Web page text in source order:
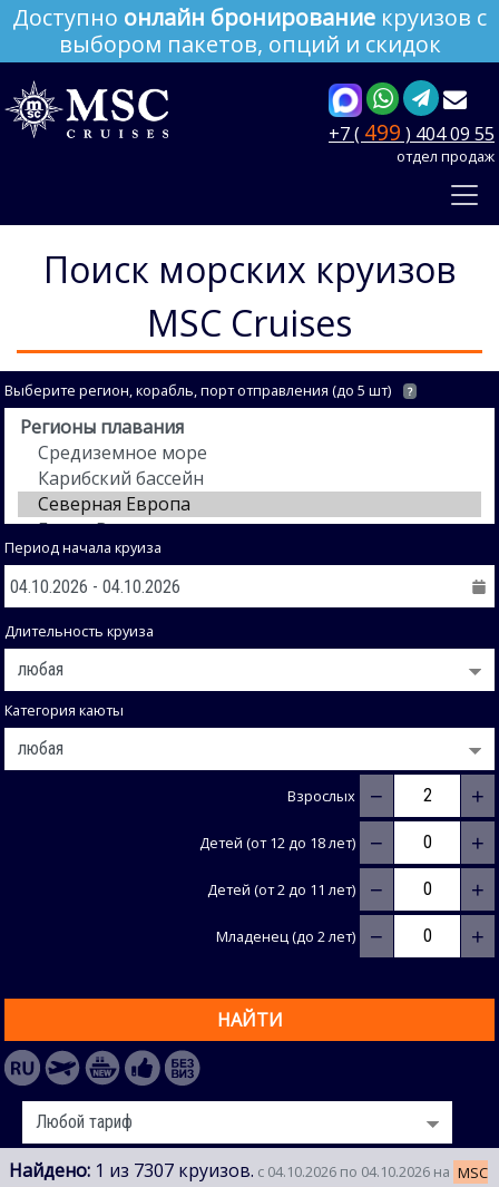
Доступно онлайн бронирование круизов с
выбором пакетов, опций и скидок
+7 ( 499 ) 404 09 55
отдел продаж
Поиск морских круизов
MSC Cruises
Выберите регион, корабль, порт отправления (до 5 шт) ?
Период начала круиза
Длительность круиза
Категория каюты
Взрослых − +
Детей (от 12 до 18 лет) − +
Детей (от 2 до 11 лет) − +
Младенец (до 2 лет) − +
НАЙТИ
Найдено: 1 из 7307 круизов. с 04.10.2026 по 04.10.2026 на MSC